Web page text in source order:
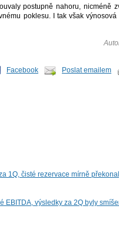
postupně nahoru, nicméně
poklesu. I tak však
Facebook Poslat emailem
1Q, čisté rezervace mírně
EBITDA, výsledky za 2Q byly